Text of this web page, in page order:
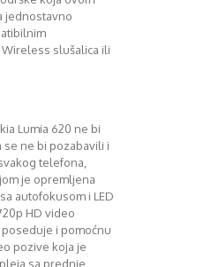
jednostavno
slušalica ili
Lumia 620 ne bi
ne bi pozabavili i
telefona,
je opremljena
autofokusom i LED
HD video
i pomoćnu
pozive koja je
sa prednje